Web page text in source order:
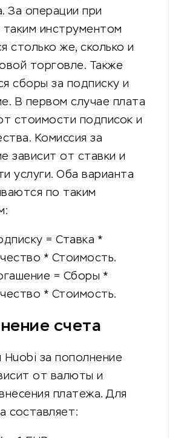
За операции при
инструментом
столько же, сколько и
торговле. Также
сборы за подписку и
В первом случае плата
стоимости подписок и
Комиссия за
зависит от ставки и
услуги. Оба варианта
по таким
= Ставка *
* Стоимость.
= Сборы *
* Стоимость.
счета
Huobi за пополнение
от валюты и
платежа. Для
составляет: